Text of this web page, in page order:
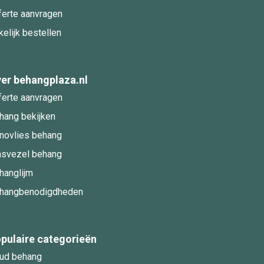
aanvragen
bestellen
behangplaza.nl
aanvragen
bekijken
behang
behang
categorieën
behang